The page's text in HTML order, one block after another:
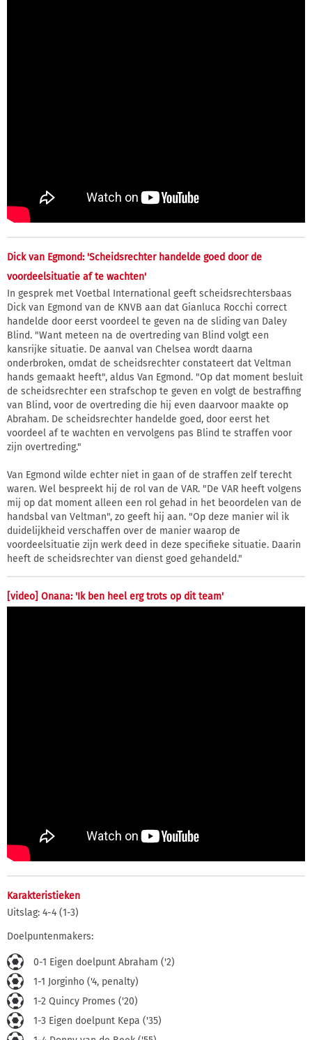
Dick van Egmond: 'Scheidsrechter handelde goed door de
voordeelsituatie af te wachten'
In gesprek met Voetbal International geeft scheidsrechtersbaas
Dick van Egmond van de KNVB aan dat Gianluca Rocchi correct
handelde door eerst voordeel te geven na de sliding van Daley
Blind. "Want meteen na de overtreding van Blind volgt een
kansrijke situatie. De aanval van Chelsea wordt daarna
onderbroken, omdat de scheidsrechter constateert dat Veltman
hands gemaakt heeft", aldus Van Egmond. "Op dat moment besluit
de scheidsrechter een strafschop te geven en volgt de bestraffing
van Blind, voor de overtreding die hij even daarvoor maakte op
Abraham. De scheidsrechter handelde goed, door eerst het
voordeel af te wachten en vervolgens pas Blind te straffen voor
zijn overtreding."
Van Egmond wilde echter niet in gaan of de straffen zelf terecht
waren. Wel bespreekt hij de rol van de VAR. "De VAR heeft volgens
mij op dat moment alleen een rol gehad in het beoordelen van de
handsbal van Veltman", zo geeft hij aan. "Op deze manier wil ik
duidelijkheid verschaffen over de manier waarop de
voordeelsituatie zijn werk deed in deze specifieke situatie. Daarin
heeft de scheidsrechter van dienst goed gehandeld."
[video] Onana: 'Ik ben heel erg trots op dit team'
Karakteristieken
Uitslag: 4-4 (1-3)
Doelpuntenmakers:
0-1 Eigen doelpunt Abraham ('2)
1-1 Jorginho ('4, penalty)
1-2 Quincy Promes ('20)
1-3 Eigen doelpunt Kepa ('35)